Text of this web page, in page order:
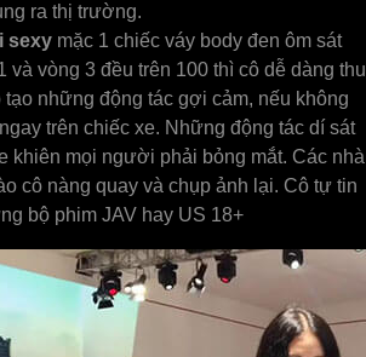
ra thị trường.
sexy mặc 1 chiếc váy body đen ôm sát
và vòng 3 đều trên 100 thì cô dễ dàng thu
tạo những động tác gợi cảm, nếu không
trên chiếc xe. Những động tác dí sát
khiên mọi người phải bỏng mắt. Các nhà
cô nàng quay và chụp ảnh lại. Cô tự tin
bộ phim JAV hay US 18+